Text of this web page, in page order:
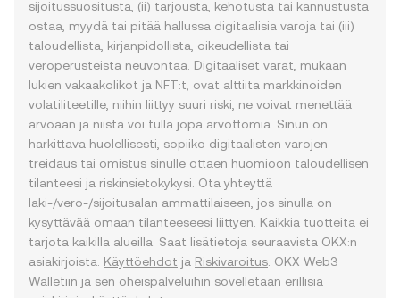
sijoitussuositusta, (ii) tarjousta, kehotusta tai kannustusta
ostaa, myydä tai pitää hallussa digitaalisia varoja tai (iii)
taloudellista, kirjanpidollista, oikeudellista tai
veroperusteista neuvontaa. Digitaaliset varat, mukaan
lukien vakaakolikot ja NFT:t, ovat alttiita markkinoiden
volatiliteetille, niihin liittyy suuri riski, ne voivat menettää
arvoaan ja niistä voi tulla jopa arvottomia. Sinun on
harkittava huolellisesti, sopiiko digitaalisten varojen
treidaus tai omistus sinulle ottaen huomioon taloudellisen
tilanteesi ja riskinsietokykysi. Ota yhteyttä
laki-/vero-/sijoitusalan ammattilaiseen, jos sinulla on
kysyttävää omaan tilanteeseesi liittyen. Kaikkia tuotteita ei
tarjota kaikilla alueilla. Saat lisätietoja seuraavista OKX:n
asiakirjoista: Käyttöehdot ja Riskivaroitus . OKX Web3
Walletiin ja sen oheispalveluihin sovelletaan erillisiä